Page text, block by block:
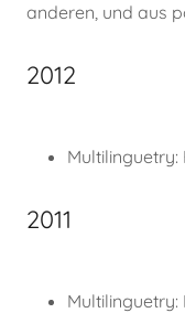
anderen, und aus
2012
2011
Multilinguetry: